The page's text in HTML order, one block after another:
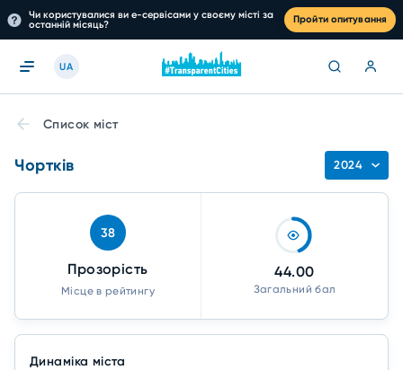
Чи користувалися ви е-сервісами у своєму місті за
останній місяць?
Пройти опитування
UA
Список міст
Чортків 2024
38
Прозорість
Місце в рейтингу
44.00
Загальний бал
Динаміка міста